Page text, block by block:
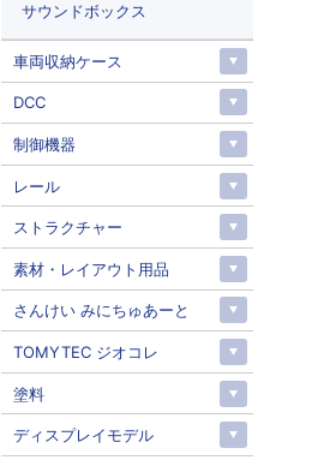
サウンドボックス
車両収納ケース
DCC
制御機器
レール
ストラクチャー
素材・レイアウト用品
さんけい みにちゅあーと
TOMYTEC ジオコレ
塗料
ディスプレイモデル